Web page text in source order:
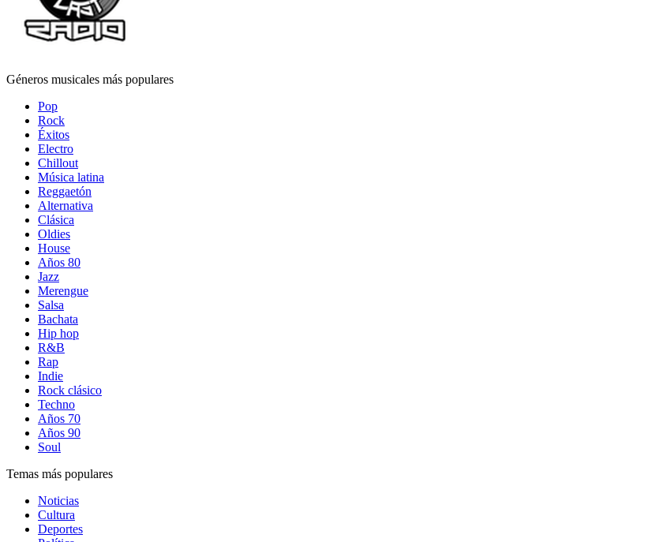
Géneros musicales más populares
Pop
Rock
Éxitos
Electro
Chillout
Música latina
Reggaetón
Alternativa
Clásica
Oldies
House
Años 80
Jazz
Merengue
Salsa
Bachata
Hip hop
R&B
Rap
Indie
Rock clásico
Techno
Años 70
Años 90
Soul
Temas más populares
Noticias
Cultura
Deportes